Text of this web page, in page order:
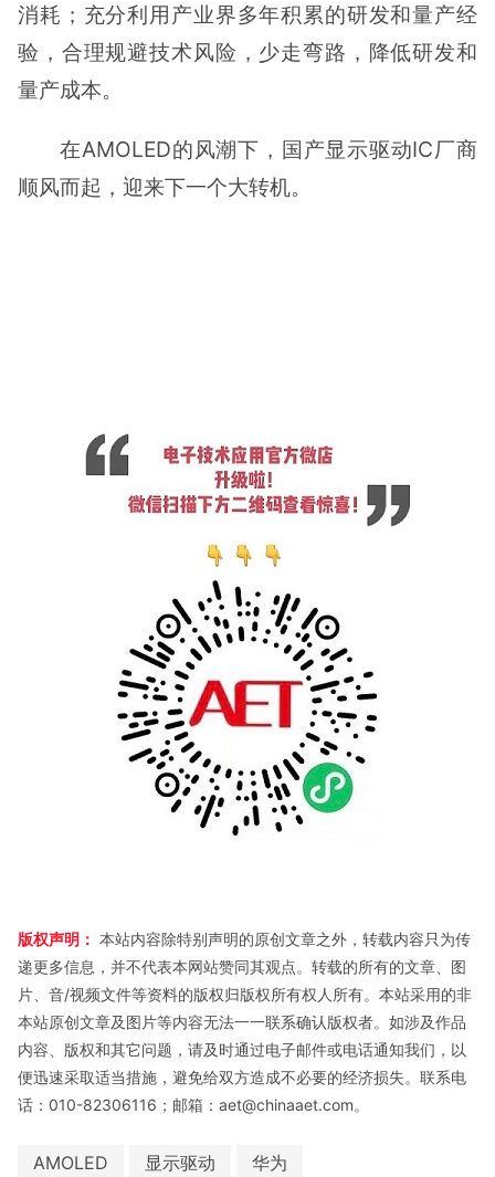
消耗；充分利用产业界多年积累的研发和量产经
验，合理规避技术风险，少走弯路，降低研发和
量产成本。
在AMOLED的风潮下，国产显示驱动IC厂商
顺风而起，迎来下一个大转机。
版权声明： 本站内容除特别声明的原创文章之外，转载内容只为传
递更多信息，并不代表本网站赞同其观点。转载的所有的文章、图
片、音/视频文件等资料的版权归版权所有权人所有。本站采用的非
本站原创文章及图片等内容无法一一联系确认版权者。如涉及作品
内容、版权和其它问题，请及时通过电子邮件或电话通知我们，以
便迅速采取适当措施，避免给双方造成不必要的经济损失。联系电
话：010-82306116；邮箱：aet@chinaaet.com。
AMOLED 显示驱动 华为